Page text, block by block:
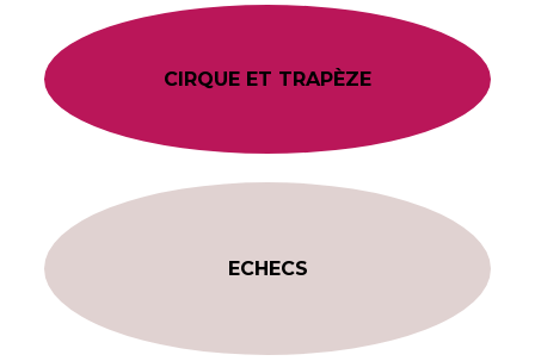
CIRQUE ET TRAPÈZE
ECHECS